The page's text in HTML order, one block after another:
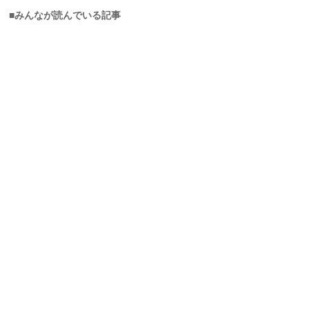
■みんなが読んでいる記事